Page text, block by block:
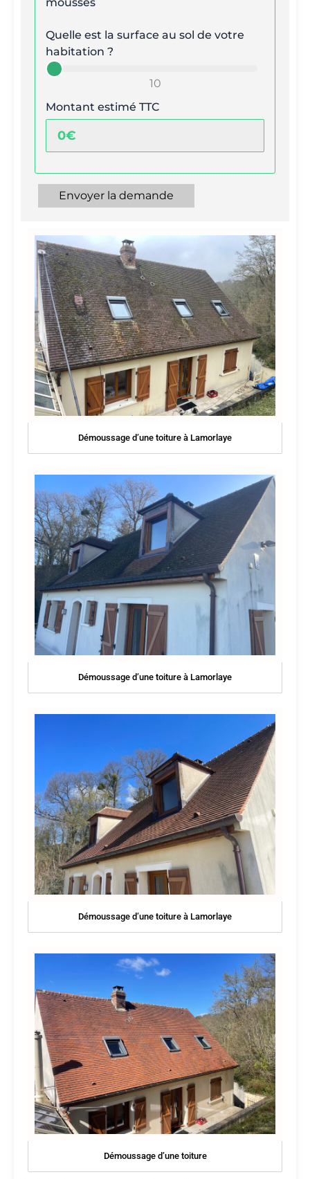
Quelle est la surface au sol de votre
habitation ?
10
Montant estimé TTC
Envoyer la demande
Démoussage d’une toiture à Lamorlaye
Démoussage d’une toiture à Lamorlaye
Démoussage d’une toiture à Lamorlaye
Démoussage d’une toiture